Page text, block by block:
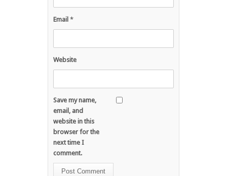
Email *
Website
Save my name,
email, and
website in this
browser for the
next time I
comment.